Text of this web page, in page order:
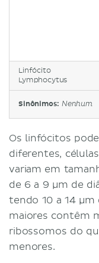
Linfócito
Lymphocytus
Sinônimos: Nenhum
Os linfócitos
diferentes,
variam em
de 6 a 9 µm de
tendo 10 a 14
maiores contêm
ribossomos do
menores.